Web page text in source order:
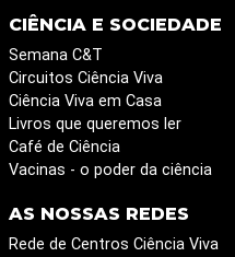
CIÊNCIA E SOCIEDADE
Semana C&T
Circuitos Ciência Viva
Ciência Viva em Casa
Livros que queremos ler
Café de Ciência
Vacinas - o poder da ciência
AS NOSSAS REDES
Rede de Centros Ciência Viva